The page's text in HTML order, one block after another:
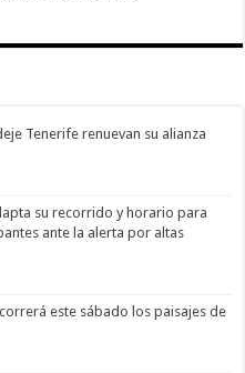
Tenerife renuevan su alianza
su recorrido y horario para
ante la alerta por altas
este sábado los paisajes de